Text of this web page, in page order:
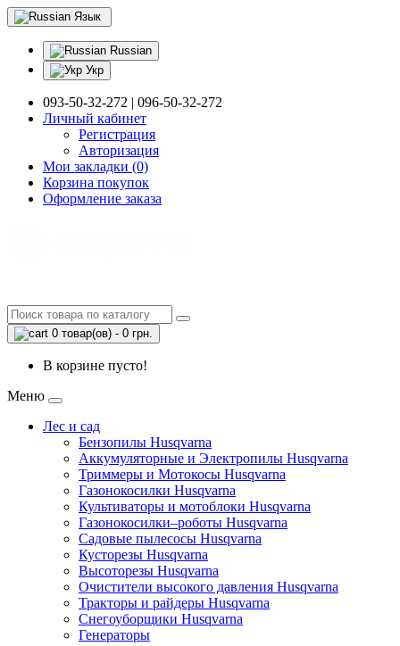
Язык
Russian
Укр
093-50-32-272 | 096-50-32-272
Личный кабинет
Регистрация
Авторизация
Мои закладки (0)
Корзина покупок
Оформление заказа
0 товар(ов) - 0 грн.
В корзине пусто!
Меню
Лес и сад
Бензопилы Husqvarna
Аккумуляторные и Электропилы Нusqvarna
Триммеры и Мотокосы Нusqvarna
Газонокосилки Husqvarna
Культиваторы и мотоблоки Husqvarna
Газонокосилки–роботы Husqvarna
Садовые пылесосы Husqvarna
Кусторезы Husqvarna
Высоторезы Husqvarna
Очистители высокого давления Husqvarna
Тракторы и райдеры Husqvarna
Снегоуборщики Husqvarna
Генераторы